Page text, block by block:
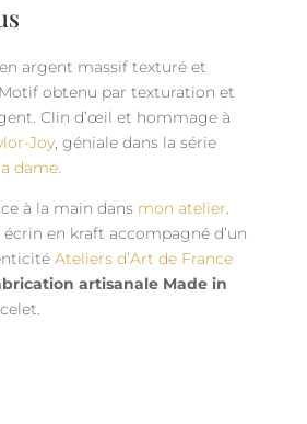
argent massif texturé et
obtenu par texturation et
Clin d’œil et hommage à
Joy, géniale dans la série
dame.
à la main dans mon atelier.
en kraft accompagné d’un
Ateliers d’Art de France
artisanale Made in